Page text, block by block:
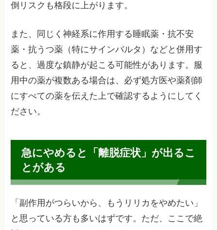
倒リスクも格段に上がります。
また、同じく神経系に作用する睡眠薬・抗不安
薬・抗うつ薬（特にサインバルタ）などと併用す
ると、過度な鎮静が起こる可能性があります。服
用中の薬が複数ある場合は、必ず処方医や薬剤師
にすべての薬を伝えた上で確認するようにしてく
ださい。
急にやめると「離脱症状」が出るこ
とがある
「副作用がつらいから、もうリリカをやめたい」
と思っている方も多いはずです。ただ、ここで絶